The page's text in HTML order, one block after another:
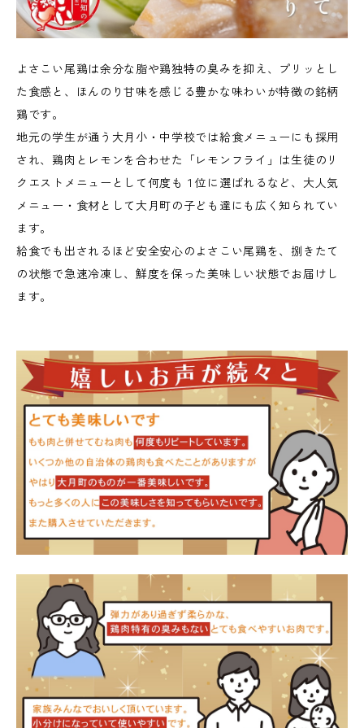
よさこい尾鶏は余分な脂や鶏独特の臭みを抑え、プリッとし
た食感と、ほんのり甘味を感じる豊かな味わいが特徴の銘柄
鶏です。
地元の学生が通う大月小・中学校では給食メニューにも採用
され、鶏肉とレモンを合わせた「レモンフライ」は生徒のリ
クエストメニューとして何度も１位に選ばれるなど、大人気
メニュー・食材として大月町の子ども達にも広く知られてい
ます。
給食でも出されるほど安全安心のよさこい尾鶏を、捌きたて
の状態で急速冷凍し、鮮度を保った美味しい状態でお届けし
ます。